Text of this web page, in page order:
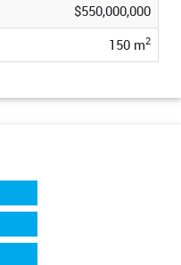
$550,000,000
150 m2